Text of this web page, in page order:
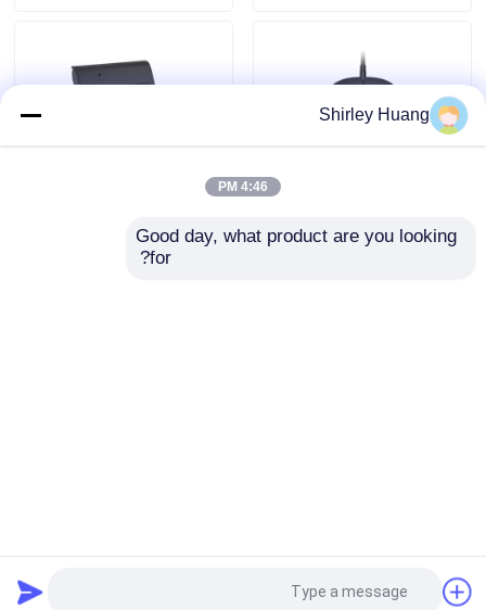
لوحة مفاتيح وماوس كمبيوتر سلكي
سماعة كمبيوتر سلكية
مكبر صوت لاسلكي متعدد الوظائف
الماوس البصرية ذات
لوحة مفاتيح رقمية
Import & Export Company Ltd.. All Rights
Shirley Huang
4:46 PM
Good day, what product are you looking
for?